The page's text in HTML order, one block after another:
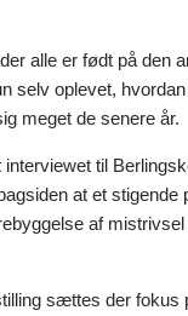
alle er født på den
selv oplevet,
meget de senere år.
interviewet til
at et stigende
af
sættes der fokus